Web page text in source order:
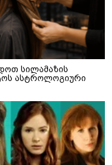
სილამაზის
ასტროლოგიური